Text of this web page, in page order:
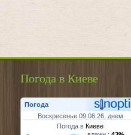
Погода в Киеве
Погода
Воскресенье 09.08.26, днем
Погода вКиеве